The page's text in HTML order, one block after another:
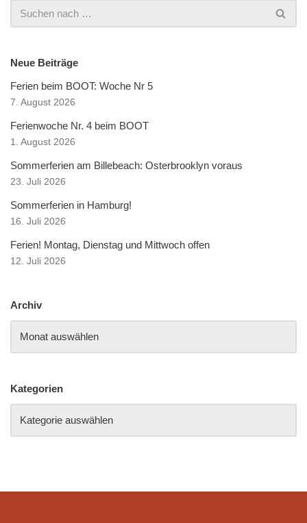
Neue Beiträge
Ferien beim BOOT: Woche Nr 5
7. August 2026
Ferienwoche Nr. 4 beim BOOT
1. August 2026
Sommerferien am Billebeach: Osterbrooklyn voraus
23. Juli 2026
Sommerferien in Hamburg!
16. Juli 2026
Ferien! Montag, Dienstag und Mittwoch offen
12. Juli 2026
Archiv
Kategorien